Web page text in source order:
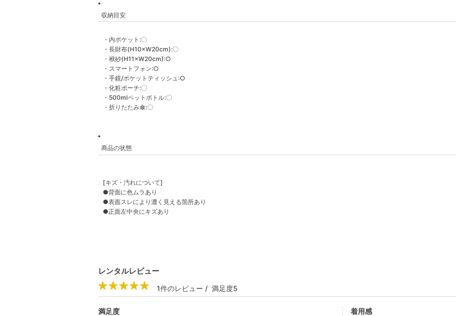
収納目安
・内ポケット:〇
・長財布(H10×W20cm):〇
・袱紗(H11×W20cm):○
・スマートフォン:○
・手鏡/ポケットティッシュ:○
・化粧ポーチ:〇
・500mlペットボトル:〇
・折りたたみ傘:〇
商品の状態
[キズ・汚れについて]
●背面に色ムラあり
●表面スレにより濃く見える箇所あり
●正面左中央にキズあり
レンタルレビュー
1件のレビュー / 満足度5
満足度 着用感